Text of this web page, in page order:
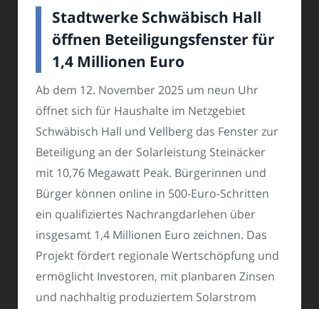
Stadtwerke Schwäbisch Hall
öffnen Beteiligungsfenster für
1,4 Millionen Euro
Ab dem 12. November 2025 um neun Uhr
öffnet sich für Haushalte im Netzgebiet
Schwäbisch Hall und Vellberg das Fenster zur
Beteiligung an der Solarleistung Steinäcker
mit 10,76 Megawatt Peak. Bürgerinnen und
Bürger können online in 500-Euro-Schritten
ein qualifiziertes Nachrangdarlehen über
insgesamt 1,4 Millionen Euro zeichnen. Das
Projekt fördert regionale Wertschöpfung und
ermöglicht Investoren, mit planbaren Zinsen
und nachhaltig produziertem Solarstrom